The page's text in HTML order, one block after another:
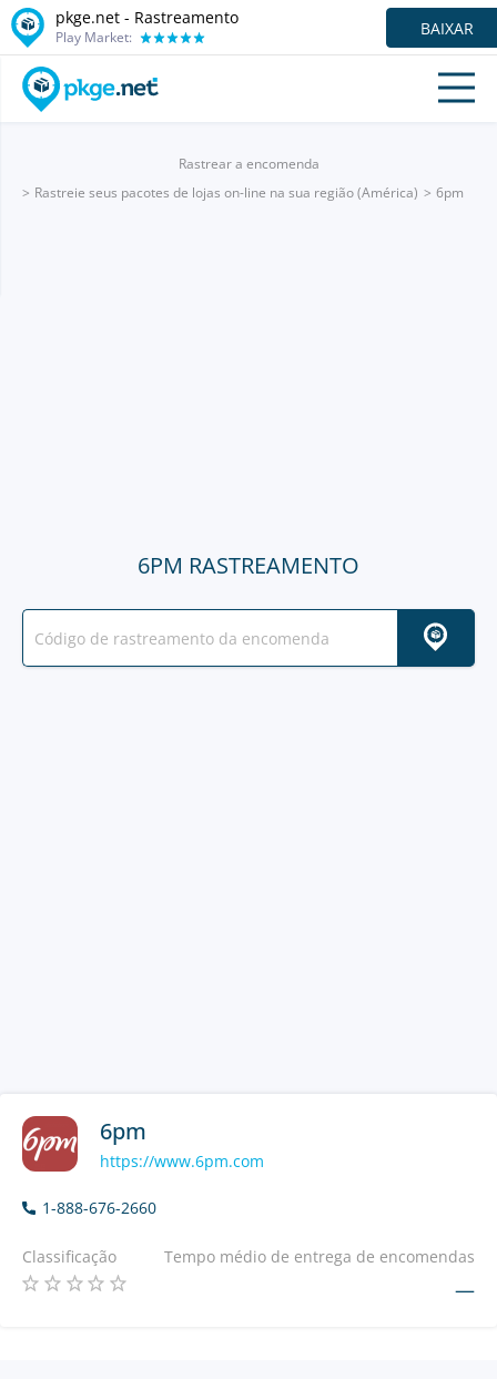
pkge.net - Rastreamento
Play Market: BAIXAR
Rastrear a encomenda
Rastreie seus pacotes de lojas on-line na sua região (América)
6pm
6PM RASTREAMENTO
6pm
https://www.6pm.com
1-888-676-2660
Classificação Tempo médio de entrega de encomendas
—